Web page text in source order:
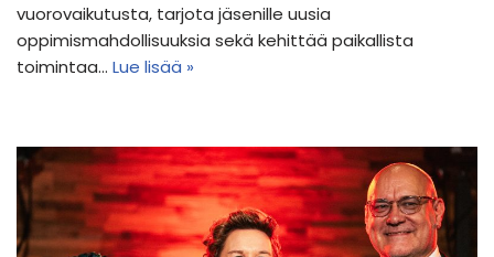
vuorovaikutusta, tarjota jäsenille uusia
oppimismahdollisuuksia sekä kehittää paikallista
toimintaa… Lue lisää »